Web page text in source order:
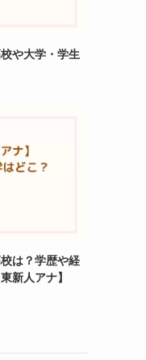
や大学・学生
は？学歴や経
新人アナ】